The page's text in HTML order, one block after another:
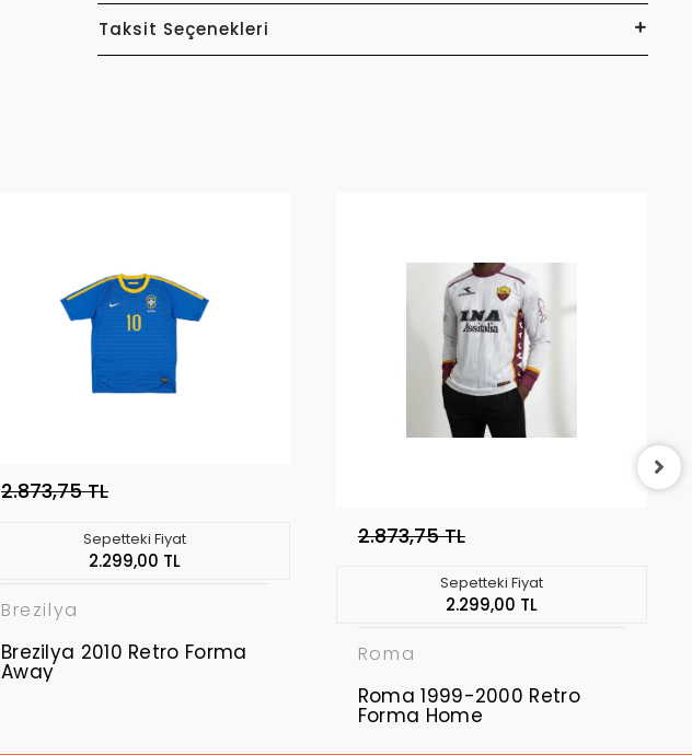
Taksit Seçenekleri
2.873,75 TL
Sepetteki Fiyat
2.299,00 TL
Brezilya
Brezilya 2010 Retro Forma
Away
2.873,75 TL
Sepetteki Fiyat
2.299,00 TL
Roma
Roma 1999-2000 Retro
Forma Home